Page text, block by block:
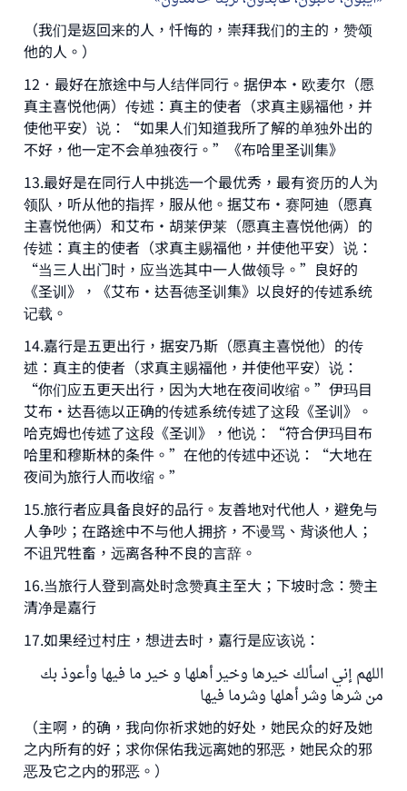
（我们是返回来的人，忏悔的，崇拜我们的主的，赞颂
他的人。）
12．最好在旅途中与人结伴同行。据伊本·欧麦尔（愿
真主喜悦他俩）传述：真主的使者（求真主赐福他，并
使他平安）说：“如果人们知道我所了解的单独外出的
不好，他一定不会单独夜行。”《布哈里圣训集》
13.最好是在同行人中挑选一个最优秀，最有资历的人为
领队，听从他的指挥，服从他。据艾布·赛阿迪（愿真
主喜悦他俩）和艾布·胡莱伊莱（愿真主喜悦他俩）的
传述：真主的使者（求真主赐福他，并使他平安）说：
“当三人出门时，应当选其中一人做领导。”良好的
《圣训》，《艾布·达吾徳圣训集》以良好的传述系统
记载。
14.嘉行是五更出行，据安乃斯（愿真主喜悦他）的传
述：真主的使者（求真主赐福他，并使他平安）说：
“你们应五更天出行，因为大地在夜间收缩。”伊玛目
艾布·达吾徳以正确的传述系统传述了这段《圣训》。
哈克姆也传述了这段《圣训》，他说：“符合伊玛目布
哈里和穆斯林的条件。”在他的传述中还说：“大地在
夜间为旅行人而收缩。”
15.旅行者应具备良好的品行。友善地对代他人，避免与
人争吵；在路途中不与他人拥挤，不谩骂、背谈他人；
不诅咒牲畜，远离各种不良的言辞。
16.当旅行人登到高处时念赞真主至大；下坡时念：赞主
清净是嘉行
17.如果经过村庄，想进去时，嘉行是应该说：
اللهم إني اسألك خيرها وخير أهلها و خير ما فيها وأعوذ بك
من شرها وشر أهلها وشرما فيها
（主啊，的确，我向你祈求她的好处，她民众的好及她
之内所有的好；求你保佑我远离她的邪恶，她民众的邪
恶及它之内的邪恶。）
Your support is crucial for our mission.
"A person who leads others to doing what is
good will earn the same reward as those who
do it."
(MUSLIM, 1893)
Support IslamQA